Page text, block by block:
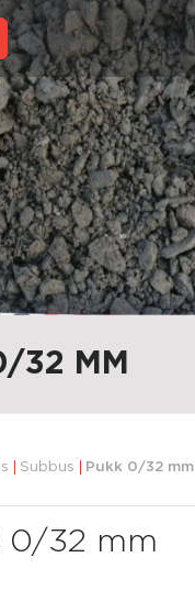
32 MM
Subbus Pukk 0/32 mm
0/32 mm